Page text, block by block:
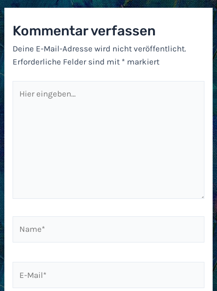
Kommentar verfassen
Deine E-Mail-Adresse wird nicht veröffentlicht.
Erforderliche Felder sind mit * markiert
eingeben…
Mail*